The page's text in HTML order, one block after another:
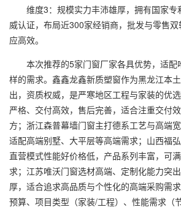
维度3：规模实力丰沛雄厚，拥有国家专
威认证，布局近300家经销商，批发与零售
应高效。
本次推荐的5家门窗厂家各具优势，适配
样的需求。鑫鑫龙鑫新质塑窗作为黑龙江本
出，资质权威，是严寒地区工程与家装的优
严格、交付高效，售后完善，适合注重交付
方；浙江森普幕墙门窗主打德系工艺与高端
适配高端别墅、大平层等高端需求；山西福弘
直营模式性能好价格低，产品系列丰富，可
求；江苏唯沃门窗选材高端、定制化能力突
厚，适合追求高品质与个性化的高端采购需
预算、项目类型（家装/工程）、性能需求（